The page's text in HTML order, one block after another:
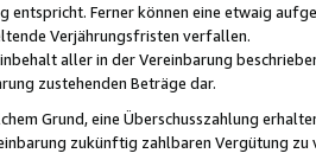
entspricht. Ferner können eine etwaig
Verjährungsfristen verfallen.
aller in der Vereinbarung
zustehenden Beträge dar.
Grund, eine Überschusszahlung
zukünftig zahlbaren Vergütung zu